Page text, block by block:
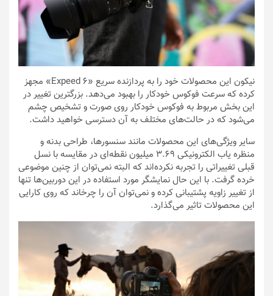
نیکون این محصولات خود را به پردازنده سریع «Expeed 6» مجهز
کرده که سرعت فوکوس خودکار را بهبود می‌دهد. بزرگترین تغییر در
این بخش مربوط به فوکوس خودکار روی صورت و تشخیص چشم
می‌شود که در حالت‌های مختلف به آن دسترسی خواهید داشت.
سایر ویژگی‌های این محصولات مانند سنسورها، طراحی بدنه و
منظره یاب الکترونیکی ۳.۶۹ میلیون نقطه‌ای در مقایسه با نسل
قبلی تغییراتی را تجربه نکرده‌اند که البته نمی‌توان از چنین موضوعی
خرده گرفت. با این حال نمایشگر مورد استفاده در این دوربین‌ها تنها
از تغییر زاویه پشتیبانی کرده و نمی‌توان آن را چرخاند که روی کارایی
این محصولات تاثیر می‌گذارد.